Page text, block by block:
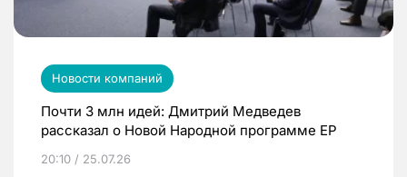
Новости компаний
Почти 3 млн идей: Дмитрий Медведев
рассказал о Новой Народной программе ЕР
20:10 / 25.07.26